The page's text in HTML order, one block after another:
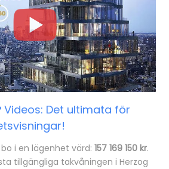
Videos: Det ultimata för
i en lägenhet värd:157 169 150 kr.
tillgängliga takvåningen i Herzog